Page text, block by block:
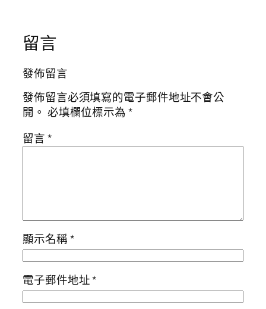
留言
發佈留言
發佈留言必須填寫的電子郵件地址不會公
開。 必填欄位標示為*
留言*
顯示名稱*
電子郵件地址*